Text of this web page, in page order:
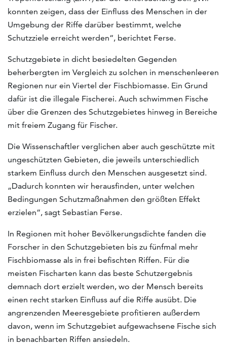
konnten zeigen, dass der Einfluss des Menschen in der
Umgebung der Riffe darüber bestimmt, welche
Schutzziele erreicht werden“, berichtet Ferse.
Schutzgebiete in dicht besiedelten Gegenden
beherbergten im Vergleich zu solchen in menschenleeren
Regionen nur ein Viertel der Fischbiomasse. Ein Grund
dafür ist die illegale Fischerei. Auch schwimmen Fische
über die Grenzen des Schutzgebietes hinweg in Bereiche
mit freiem Zugang für Fischer.
Die Wissenschaftler verglichen aber auch geschützte mit
ungeschützten Gebieten, die jeweils unterschiedlich
starkem Einfluss durch den Menschen ausgesetzt sind.
„Dadurch konnten wir herausfinden, unter welchen
Bedingungen Schutzmaßnahmen den größten Effekt
erzielen“, sagt Sebastian Ferse.
In Regionen mit hoher Bevölkerungsdichte fanden die
Forscher in den Schutzgebieten bis zu fünfmal mehr
Fischbiomasse als in frei befischten Riffen. Für die
meisten Fischarten kann das beste Schutzergebnis
demnach dort erzielt werden, wo der Mensch bereits
einen recht starken Einfluss auf die Riffe ausübt. Die
angrenzenden Meeresgebiete profitieren außerdem
davon, wenn im Schutzgebiet aufgewachsene Fische sich
in benachbarten Riffen ansiedeln.